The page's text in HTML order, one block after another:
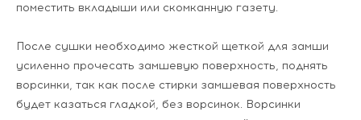
поместить вкладыши или скомканную газету.
После сушки необходимо жесткой щеткой для замши
усиленно прочесать замшевую поверхность, поднять
ворсинки, так как после стирки замшевая поверхность
будет казаться гладкой, без ворсинок. Ворсинки